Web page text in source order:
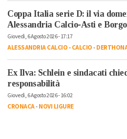
Coppa Italia serie D: il via
Alessandria Calcio-Asti e
Giovedì, 6 Agosto 2026 - 17:17
ALESSANDRIA CALCIO-CALCIO-
Ex Ilva: Schlein e sindacati
responsabilità
Giovedì, 6 Agosto 2026 - 16:02
CRONACA-NOVI LIGURE